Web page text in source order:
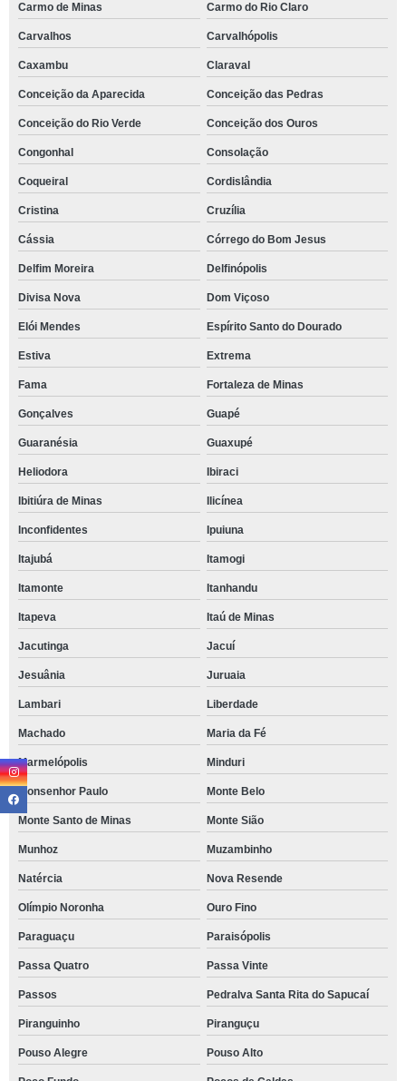
Carmo de Minas Carmo do Rio Claro
Carvalhos Carvalhópolis
Caxambu Claraval
Conceição da Aparecida Conceição das Pedras
Conceição do Rio Verde Conceição dos Ouros
Congonhal Consolação
Coqueiral Cordislândia
Cristina Cruzília
Cássia Córrego do Bom Jesus
Delfim Moreira Delfinópolis
Divisa Nova Dom Viçoso
Elói Mendes Espírito Santo do Dourado
Estiva Extrema
Fama Fortaleza de Minas
Gonçalves Guapé
Guaranésia Guaxupé
Heliodora Ibiraci
Ibitiúra de Minas Ilicínea
Inconfidentes Ipuiuna
Itajubá Itamogi
Itamonte Itanhandu
Itapeva Itaú de Minas
Jacutinga Jacuí
Jesuânia Juruaia
Lambari Liberdade
Machado Maria da Fé
Marmelópolis Minduri
Monsenhor Paulo Monte Belo
Monte Santo de Minas Monte Sião
Munhoz Muzambinho
Natércia Nova Resende
Olímpio Noronha Ouro Fino
Paraguaçu Paraisópolis
Passa Quatro Passa Vinte
Passos Pedralva Santa Rita do Sapucaí
Piranguinho Piranguçu
Pouso Alegre Pouso Alto